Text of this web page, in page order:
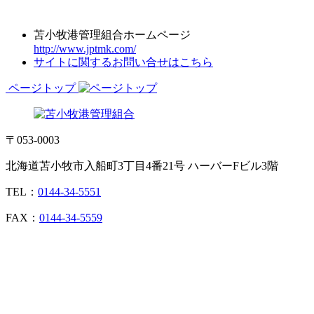
苫小牧港管理組合ホームページ
http://www.jptmk.com/
サイトに関するお問い合せはこちら
ページトップ
〒053-0003
北海道苫小牧市入船町3丁目4番21号 ハーバーFビル3階
TEL： 0144-34-5551
FAX： 0144-34-5559